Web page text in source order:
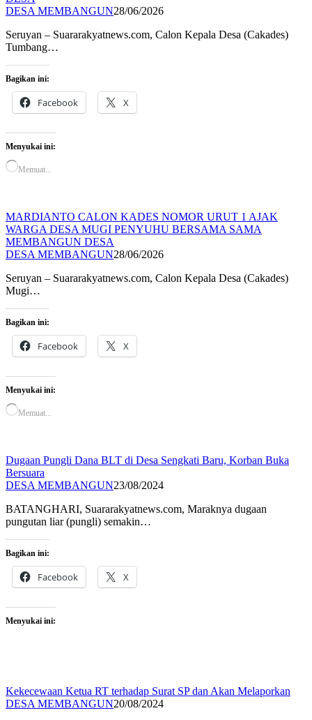
DESA MEMBANGUN28/06/2026
Seruyan – Suararakyatnews.com, Calon Kepala Desa (Cakades)
Tumbang…
Bagikan ini:
Facebook X
Menyukai ini:
Memuat...
MARDIANTO CALON KADES NOMOR URUT 1 AJAK
WARGA DESA MUGI PENYUHU BERSAMA SAMA
MEMBANGUN DESA
DESA MEMBANGUN28/06/2026
Seruyan – Suararakyatnews.com, Calon Kepala Desa (Cakades)
Mugi…
Bagikan ini:
Facebook X
Menyukai ini:
Memuat...
Dugaan Pungli Dana BLT di Desa Sengkati Baru, Korban Buka
Bersuara
DESA MEMBANGUN23/08/2024
BATANGHARI, Suararakyatnews.com, Maraknya dugaan
pungutan liar (pungli) semakin…
Bagikan ini:
Facebook X
Menyukai ini:
Kekecewaan Ketua RT terhadap Surat SP dan Akan Melaporkan
DESA MEMBANGUN20/08/2024